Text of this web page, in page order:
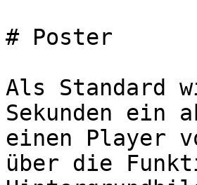
# Poster
Als Standard
Sekunden
einen Player
über die